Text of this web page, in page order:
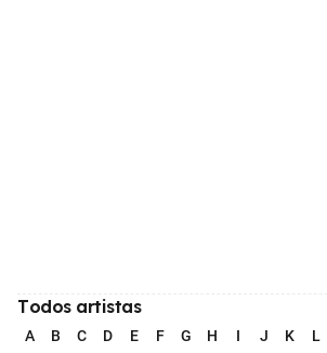
Todos artistas
A B C D E F G H I J K L